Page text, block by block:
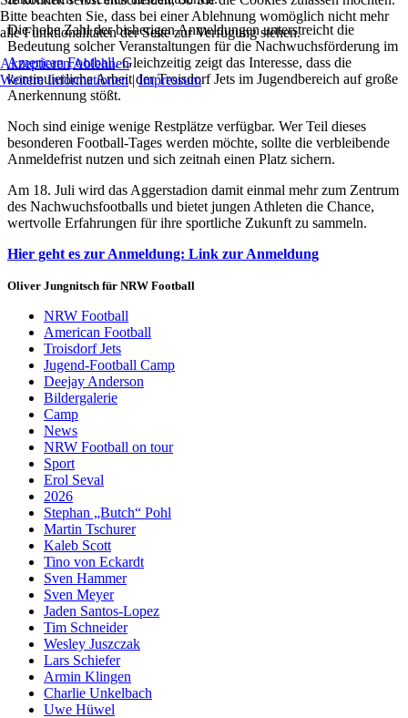
Die hohe Zahl der bisherigen Anmeldungen unterstreicht die
Bedeutung solcher Veranstaltungen für die Nachwuchsförderung im
American Football. Gleichzeitig zeigt das Interesse, dass die
kontinuierliche Arbeit der Troisdorf Jets im Jugendbereich auf große
Anerkennung stößt.
Noch sind einige wenige Restplätze verfügbar. Wer Teil dieses
besonderen Football-Tages werden möchte, sollte die verbleibende
Anmeldefrist nutzen und sich zeitnah einen Platz sichern.
Am 18. Juli wird das Aggerstadion damit einmal mehr zum Zentrum
des Nachwuchsfootballs und bietet jungen Athleten die Chance,
wertvolle Erfahrungen für ihre sportliche Zukunft zu sammeln.
Hier geht es zur Anmeldung: Link zur Anmeldung
Oliver Jungnitsch für NRW Football
NRW Football
American Football
Troisdorf Jets
Jugend-Football Camp
Deejay Anderson
Bildergalerie
Camp
News
NRW Football on tour
Sport
Erol Seval
2026
Stephan „Butch“ Pohl
Martin Tschurer
Kaleb Scott
Tino von Eckardt
Sven Hammer
Sven Meyer
Jaden Santos-Lopez
Tim Schneider
Wesley Juszczak
Lars Schiefer
Armin Klingen
Charlie Unkelbach
Uwe Hüwel
Bitte beachten Sie, dass bei einer Ablehnung womöglich nicht mehr
alle Funktionalitäten der Seite zur Verfügung stehen.
Akzeptieren Ablehnen
Weitere Informationen|Impressum